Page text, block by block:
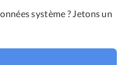
système ? Jetons un